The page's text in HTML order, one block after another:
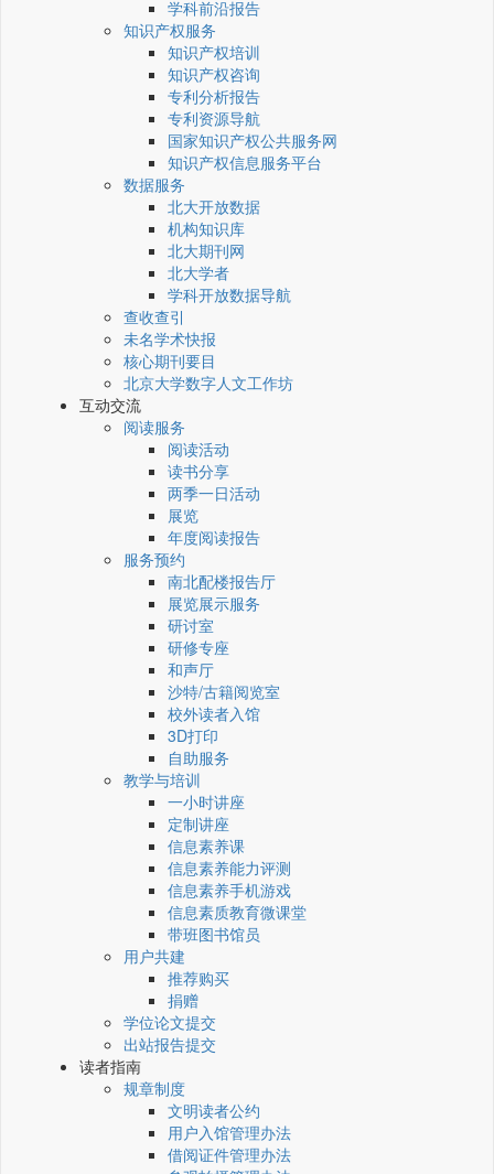
学科前沿报告
知识产权服务
知识产权培训
知识产权咨询
专利分析报告
专利资源导航
国家知识产权公共服务网
知识产权信息服务平台
数据服务
北大开放数据
机构知识库
北大期刊网
北大学者
学科开放数据导航
查收查引
未名学术快报
核心期刊要目
北京大学数字人文工作坊
互动交流
阅读服务
阅读活动
读书分享
两季一日活动
展览
年度阅读报告
服务预约
南北配楼报告厅
展览展示服务
研讨室
研修专座
和声厅
沙特/古籍阅览室
校外读者入馆
3D打印
自助服务
教学与培训
一小时讲座
定制讲座
信息素养课
信息素养能力评测
信息素养手机游戏
信息素质教育微课堂
带班图书馆员
用户共建
推荐购买
捐赠
学位论文提交
出站报告提交
读者指南
规章制度
文明读者公约
用户入馆管理办法
借阅证件管理办法